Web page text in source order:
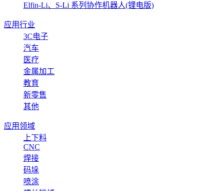
Elfin-Li、S-Li 系列协作机器人(锂电版)
应用行业
3C电子
汽车
医疗
金属加工
教育
新零售
其他
应用领域
上下料
CNC
焊接
码垛
喷涂